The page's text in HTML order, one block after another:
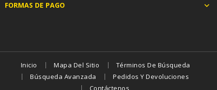
FORMAS DE PAGO 
Inicio Mapa Del Sitio
Términos De Búsqueda
Búsqueda Avanzada
Pedidos Y Devoluciones